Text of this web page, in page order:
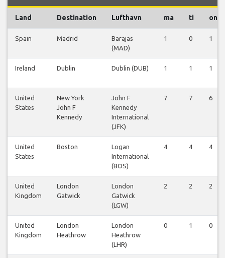
Land Destination Lufthavn ma ti on
Spain Madrid
Barajas
(MAD)
1 0 1
Ireland Dublin Dublin (DUB) 1 1 1
United
States
New York
John F
Kennedy
John F
Kennedy
International
(JFK)
7 7 6
United
States
Boston
Logan
International
(BOS)
4 4 4
United
Kingdom
London
Gatwick
London
Gatwick
(LGW)
2 2 2
United
Kingdom
London
Heathrow
London
Heathrow
(LHR)
0 1 0